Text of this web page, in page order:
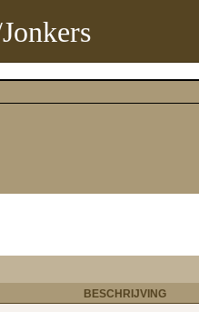
BESCHRIJVING